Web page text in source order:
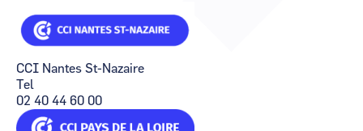
CCI Business
Occitanie
Pays de la Loire
CCI Business
Occitanie
Pays de la Loire
CCI Nantes St-Nazaire
Tel
02 40 44 60 00